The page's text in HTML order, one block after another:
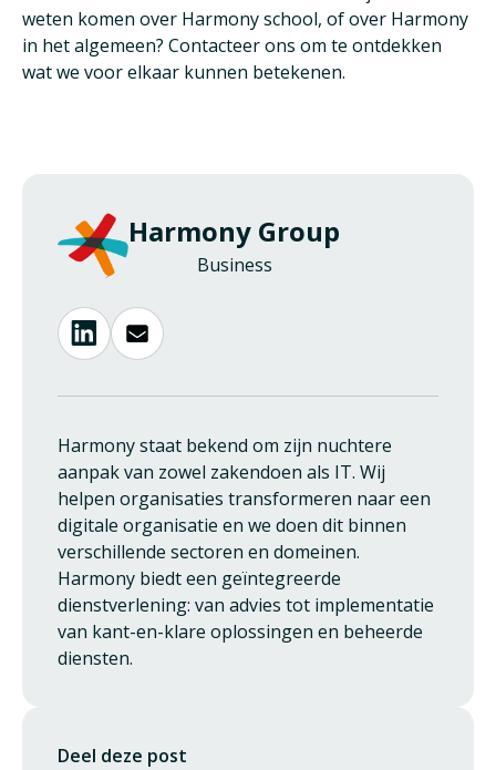
Harmony Group
Business
Harmony staat bekend om zijn nuchtere
aanpak van zowel zakendoen als IT. Wij
helpen organisaties transformeren naar een
digitale organisatie en we doen dit binnen
verschillende sectoren en domeinen.
Harmony biedt een geïntegreerde
dienstverlening: van advies tot implementatie
van kant-en-klare oplossingen en beheerde
diensten.
Deel deze post
weten komen over Harmony school, of over Harmony
in het algemeen? Contacteer ons om te ontdekken
wat we voor elkaar kunnen betekenen.